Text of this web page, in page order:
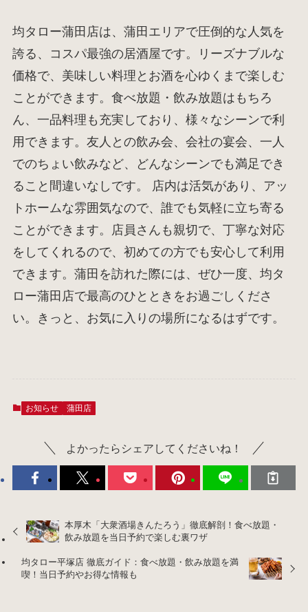
均タロー蒲田店は、蒲田エリアで圧倒的な人気を
誇る、コスパ最強の居酒屋です。リーズナブルな
価格で、美味しい料理とお酒を心ゆくまで楽しむ
ことができます。食べ放題・飲み放題はもちろ
ん、一品料理も充実しており、様々なシーンで利
用できます。友人との飲み会、会社の宴会、一人
でのちょい飲みなど、どんなシーンでも満足でき
ること間違いなしです。 店内は活気があり、アッ
トホームな雰囲気なので、誰でも気軽に立ち寄る
ことができます。店員さんも親切で、丁寧な対応
をしてくれるので、初めての方でも安心して利用
できます。蒲田を訪れた際には、ぜひ一度、均タ
ロー蒲田店で最高のひとときをお過ごしくださ
い。きっと、お気に入りの場所になるはずです。
お知らせ 蒲田店
よかったらシェアしてくださいね！
本厚木「大衆酒場きんたろう」徹底解剖！食べ放題・
飲み放題を当日予約で楽しむ裏ワザ
均タロー平塚店 徹底ガイド：食べ放題・飲み放題を満
喫！当日予約やお得な情報も